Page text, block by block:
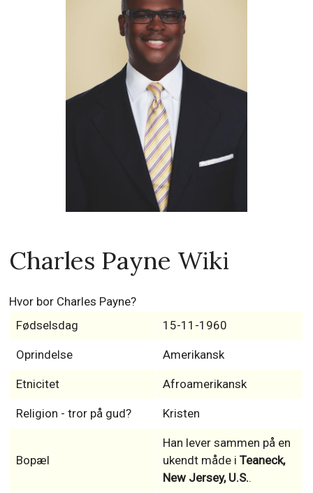
Charles Payne Wiki
Hvor bor Charles Payne?
Fødselsdag
15-11-1960
Oprindelse Amerikansk
Etnicitet Afroamerikansk
Religion - tror på gud? Kristen
Bopæl
Han lever sammen på en
ukendt måde i Teaneck,
New Jersey, U.S..